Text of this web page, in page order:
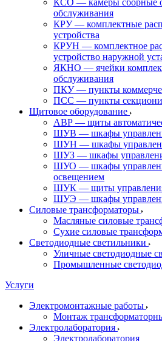
КСО — камеры сборные
обслуживания
КРУ — комплектные
устройства
КРУН — комплектное
устройство наружной
ЯКНО — ячейки
обслуживания
ПКУ — пункты
ПСС — пункты
Щитовое оборудование
АВР — щиты
ШУВ — шкафы
ШУН — шкафы
ШУЗ — шкафы
ШУО — шкафы
освещением
ШУК — щиты
ШУЭ — шкафы
Силовые трансформаторы
Масляные силовые
Сухие силовые
Светодиодные светильники
Уличные светодиодные
Промышленные
Услуги
Электромонтажные работы
Монтаж
Электролаборатория
Электролаборатория